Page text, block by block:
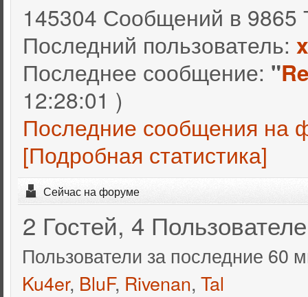
145304 Сообщений в 9865
Последний пользователь:
Последнее сообщение: "
12:28:01 )
Последние сообщения на
[Подробная статистика]
Сейчас на форуме
2 Гостей, 4
Пользователи за последние 60
Ku4er, BluF, Rivenan, Tal